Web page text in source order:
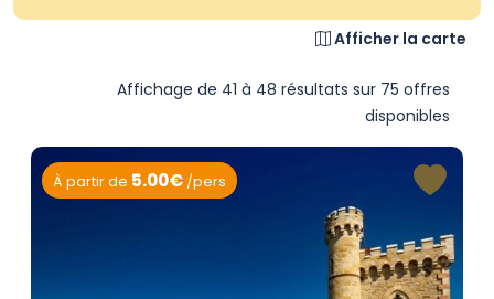
Afficher la carte
Affichage de 41 à 48 résultats sur 75 offres
disponibles
À partir de 5.00€ /pers